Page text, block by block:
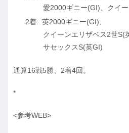
愛2000ギニー(GI)、クイ
英2000ギニー(GI)、
クイーンエリザベス2世S(
サセックスS(英GI)
通算16戦5勝、2着4回。
*
<参考WEB>